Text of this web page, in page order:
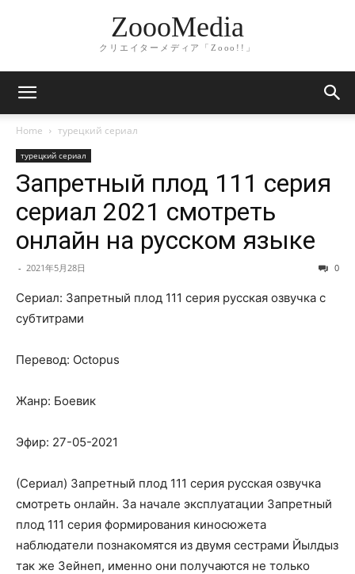
ZoooMedia
クリエイターメディア「Zooo!!」
Home турецкий сериал
турецкий сериал
Запретный плод 111 серия
сериал 2021 смотреть
онлайн на русском языке
- 2021年5月28日 0
Сериал: Запретный плод 111 серия русская озвучка с
субтитрами
Перевод: Octopus
Жанр: Боевик
Эфир: 27-05-2021
(Сериал) Запретный плод 111 серия русская озвучка
смотреть онлайн. За начале эксплуатации Запретный
плод 111 серия формирования киносюжета
наблюдатели познакомятся из двумя сестрами Йылдыз
так же Зейнеп, именно они получаются не только